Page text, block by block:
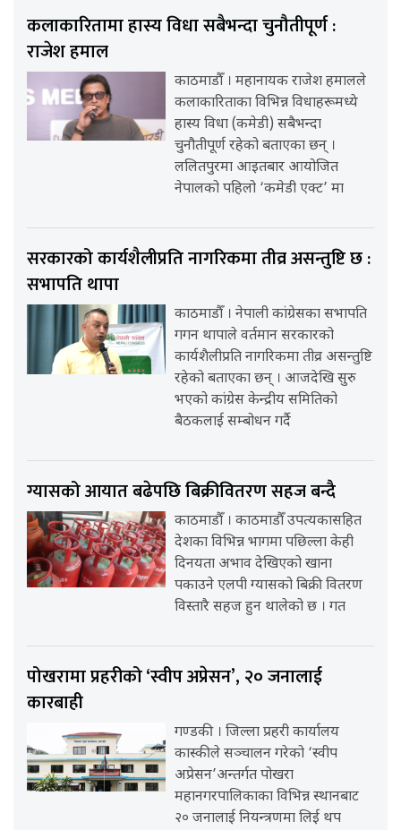
कलाकारितामा हास्य विधा सबैभन्दा चुनौतीपूर्ण :
राजेश हमाल
काठमाडौँ । महानायक राजेश हमालले
कलाकारिताका विभिन्न विधाहरूमध्ये
हास्य विधा (कमेडी) सबैभन्दा
चुनौतीपूर्ण रहेको बताएका छन् ।
ललितपुरमा आइतबार आयोजित
नेपालको पहिलो ‘कमेडी एक्ट’ मा
सरकारको कार्यशैलीप्रति नागरिकमा तीव्र असन्तुष्टि छ :
सभापति थापा
काठमाडौँ । नेपाली कांग्रेसका सभापति
गगन थापाले वर्तमान सरकारको
कार्यशैलीप्रति नागरिकमा तीव्र असन्तुष्टि
रहेको बताएका छन् । आजदेखि सुरु
भएको कांग्रेस केन्द्रीय समितिको
बैठकलाई सम्बोधन गर्दै
ग्यासको आयात बढेपछि बिक्रीवितरण सहज बन्दै
काठमाडौँ । काठमाडौँ उपत्यकासहित
देशका विभिन्न भागमा पछिल्ला केही
दिनयता अभाव देखिएको खाना
पकाउने एलपी ग्यासको बिक्री वितरण
विस्तारै सहज हुन थालेको छ । गत
पोखरामा प्रहरीको ‘स्वीप अप्रेसन’, २० जनालाई
कारबाही
गण्डकी । जिल्ला प्रहरी कार्यालय
कास्कीले सञ्चालन गरेको ‘स्वीप
अप्रेसन’अन्तर्गत पोखरा
महानगरपालिकाका विभिन्न स्थानबाट
२० जनालाई नियन्त्रणमा लिई थप